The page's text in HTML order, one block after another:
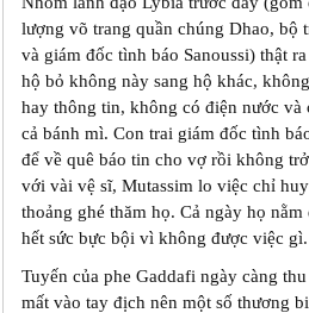
lượng võ trang quần chúng Dhao, bộ
và giám đốc tình báo Sanoussi) thật
hộ bỏ không này sang hộ khác,
hay thông tin, không có điện nước
cả bánh mì. Con trai giám đốc tình
để về quê báo tin cho vợ rồi không
với vài vệ sĩ, Mutassim lo việc chỉ
thoảng ghé thăm họ. Cả ngày họ
hết sức bực bội vì không được việc gì.
Tuyến của phe Gaddafi ngày càng
mất vào tay địch nên một số thương